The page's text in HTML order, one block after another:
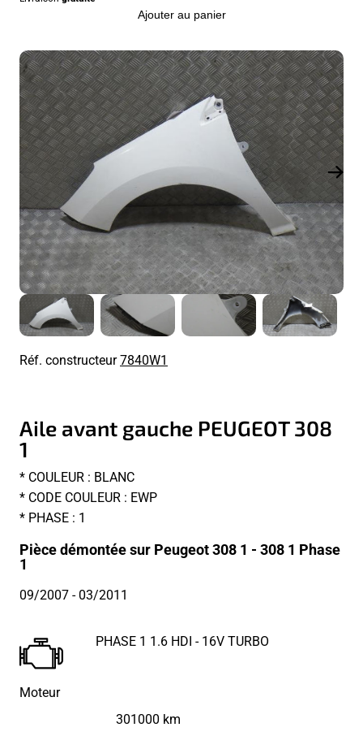
Ajouter au panier
Réf. constructeur7840W1
Aile avant gauche PEUGEOT 308
1
* COULEUR : BLANC
* CODE COULEUR : EWP
* PHASE : 1
Pièce démontée sur Peugeot 308 1 - 308 1 Phase
1
09/2007- 03/2011
Moteur
PHASE 1 1.6 HDI - 16V TURBO
301000 km